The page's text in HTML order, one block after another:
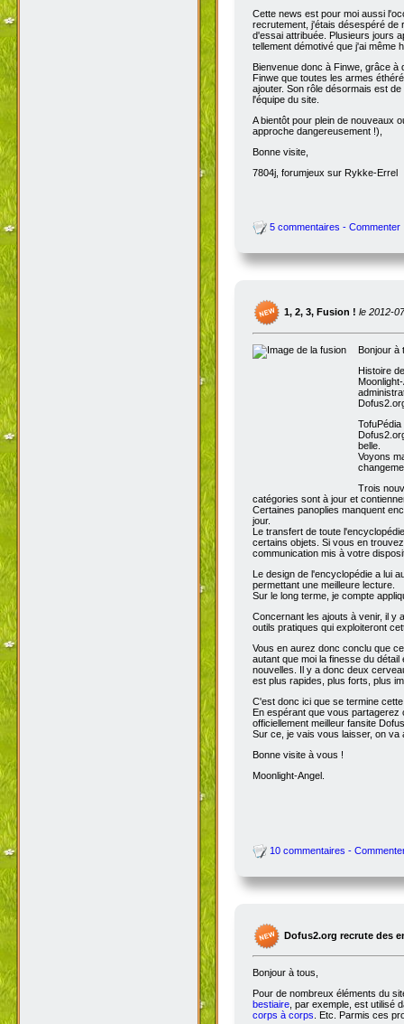
Cette news est pour moi aussi
recrutement, j'étais désespéré de
d'essai attribuée. Plusieurs jours
tellement démotivé que j'ai même
Bienvenue donc à Finwe, grâce
Finwe que toutes les armes
ajouter. Son rôle désormais est
l'équipe du site.
A bientôt pour plein de nouveaux
approche dangereusement !),
Bonne visite,
7804j, forumjeux sur Rykke-Errel
5 commentaires - Commenter
1, 2, 3, Fusion ! le 2012-
Bonjour à
Histoire
belle.
Voyons
Trois
catégories sont à jour et
Certaines panoplies manquent
jour.
Le transfert de toute
certains objets. Si vous en
communication mis à votre
Le design de l'encyclopédie a lui
permettant une meilleure lecture.
Sur le long terme, je compte
Concernant les ajouts à venir, il y
outils pratiques qui exploiteront
Vous en aurez donc conclu que
autant que moi la finesse du
nouvelles. Il y a donc deux
est plus rapides, plus forts, plus
C'est donc ici que se termine
En espérant que vous
officiellement meilleur fansite
Sur ce, je vais vous laisser, on va
Bonne visite à vous !
Moonlight-Angel.
10 commentaires -
Dofus2.org recrute des
Bonjour à tous,
Pour de nombreux éléments du
bestiaire, par exemple, est utilisé
corps à corps. Etc. Parmis ces